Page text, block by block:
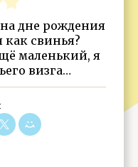
дне рождения
свинья?
маленький, я
визга…